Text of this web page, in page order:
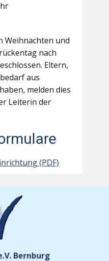
Weihnachten und
nach
Eltern,
aus
melden dies
Leiterin der
(PDF)
Bernburg